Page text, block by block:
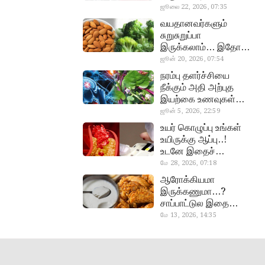
வேண்டிய எளிய 5
டெஸ்ட்!
ஜூலை 22, 2026, 07:35
வயதானவர்களும்
சுறுசுறுப்பா
இருக்கலாம்… இதோ
சூப்பர் உணவுகள்!
ஜூன் 20, 2026, 07:54
chi,
pasalaikeerai
நரம்பு தளர்ச்சியை
நீக்கும் அதி அற்புத
இயற்கை உணவுகள்…
தவற விட்டுறாதீங்க!
ஜூன் 5, 2026, 22:59
உயர் கொழுப்பு உங்கள்
உயிருக்கு ஆப்பு..!
உடனே இதைச்
செய்யுங்க!
மே 28, 2026, 07:18
ஆரோக்கியமா
இருக்கணுமா…?
சாப்பாட்டுல இதை
எல்லாம்
மே 13, 2026, 14:35